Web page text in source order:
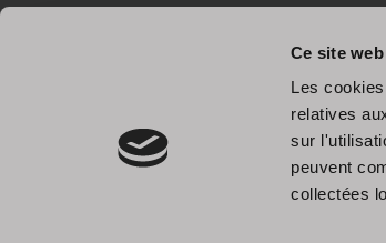
Ce site
Les
relatives
sur
peuvent
collectées